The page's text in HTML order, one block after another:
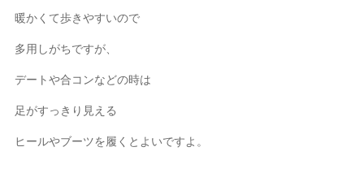
暖かくて歩きやすいので
多用しがちですが、
デートや合コンなどの時は
足がすっきり見える
ヒールやブーツを履くとよいですよ。